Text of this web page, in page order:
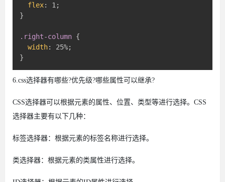
flex: 1 ;
}
.right-column {
width: 25%;
}
6.css选择器有哪些?优先级?哪些属性可以继承?
CSS选择器可以根据元素的属性、位置、类型等进行选择。CSS
选择器主要有以下几种：
标签选择器：根据元素的标签名称进行选择。
类选择器：根据元素的类属性进行选择。